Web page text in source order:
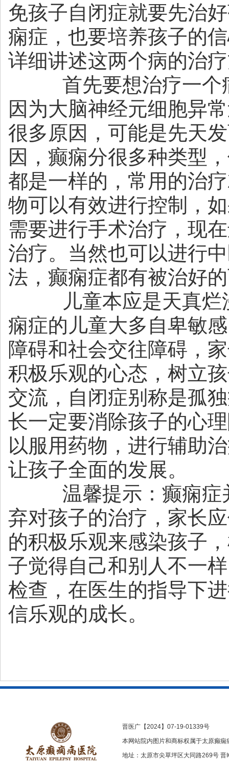
免孩子自闭症就要先治
痫症，也要培养孩子的
详细讲述这两个病的治
首先要想治疗一个
因为大脑神经元细胞异
很多原因，可能是先天
因，癫痫分很多种类型
都是一样的，常用的治
物可以有效进行控制，
需要进行手术治疗，现
治疗。当然也可以进行
法，癫痫症都有被治好
儿童本应是天真烂
痫症的儿童大多自卑敏
障碍和社会交往障碍，
积极乐观的心态，树立
交流，自闭症别称是孤
长一定要消除孩子的心
以服用药物，进行辅助
让孩子全面的发展。
温馨提示：癫痫症
弃对孩子的治疗，家长
的积极乐观来感染孩子
子觉得自己和别人不一
检查，在医生的指导下
信乐观的成长。
晋医广【2024】07-19-01339号
本网站院内图片和商标权属于太原癫
地址：太原市尖草坪区大同路269号 晋